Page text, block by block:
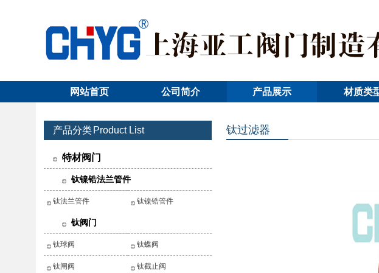
网站首页 公司简介 产品展示 材质类
钛过滤器
产品分类 Product List
特材阀门
钛镍锆法兰管件
钛法兰管件 钛镍锆管件
钛阀门
钛球阀 钛蝶阀
钛闸阀 钛截止阀